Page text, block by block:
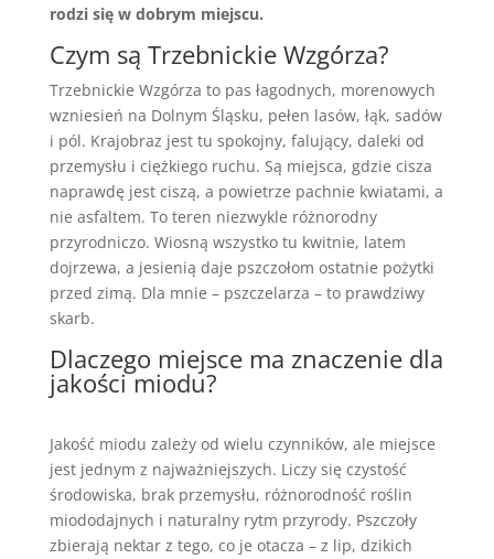
rodzi się w dobrym miejscu.
Czym są Trzebnickie Wzgórza?
Trzebnickie Wzgórza to pas łagodnych, morenowych
wzniesień na Dolnym Śląsku, pełen lasów, łąk, sadów
i pól. Krajobraz jest tu spokojny, falujący, daleki od
przemysłu i ciężkiego ruchu. Są miejsca, gdzie cisza
naprawdę jest ciszą, a powietrze pachnie kwiatami, a
nie asfaltem. To teren niezwykle różnorodny
przyrodniczo. Wiosną wszystko tu kwitnie, latem
dojrzewa, a jesienią daje pszczołom ostatnie pożytki
przed zimą. Dla mnie – pszczelarza – to prawdziwy
skarb.
Dlaczego miejsce ma znaczenie dla
jakości miodu?
Jakość miodu zależy od wielu czynników, ale miejsce
jest jednym z najważniejszych. Liczy się czystość
środowiska, brak przemysłu, różnorodność roślin
miododajnych i naturalny rytm przyrody. Pszczoły
zbierają nektar z tego, co je otacza – z lip, dzikich